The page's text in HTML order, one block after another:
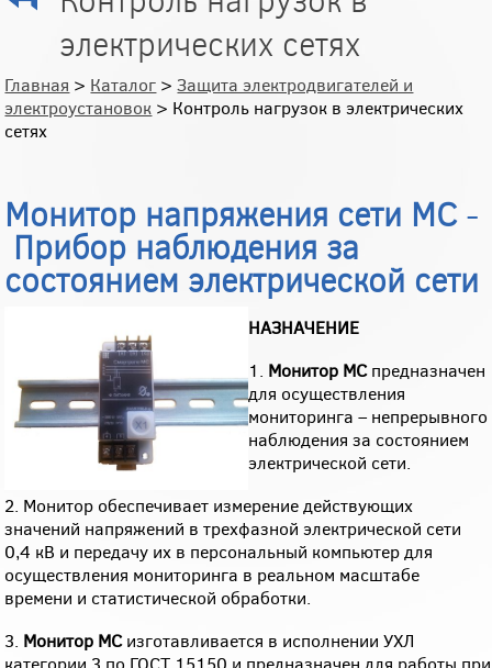
электрических сетях
Главная > Каталог >Защита электродвигателей и
электроустановок > Контроль нагрузок в электрических
сетях
Монитор напряжения сети МС-
Прибор наблюдения за
состоянием электрической сети
НАЗНАЧЕНИЕ
1. Монитор МСпредназначен
для осуществления
мониторинга – непрерывного
наблюдения за состоянием
электрической сети.
2. Монитор обеспечивает измерение действующих
значений напряжений в трехфазной электрической сети
0,4 кВ и передачу их в персональный компьютер для
осуществления мониторинга в реальном масштабе
времени и статистической обработки.
3. Монитор МСизготавливается в исполнении УХЛ
категории 3 по ГОСТ 15150 и предназначен для работы при